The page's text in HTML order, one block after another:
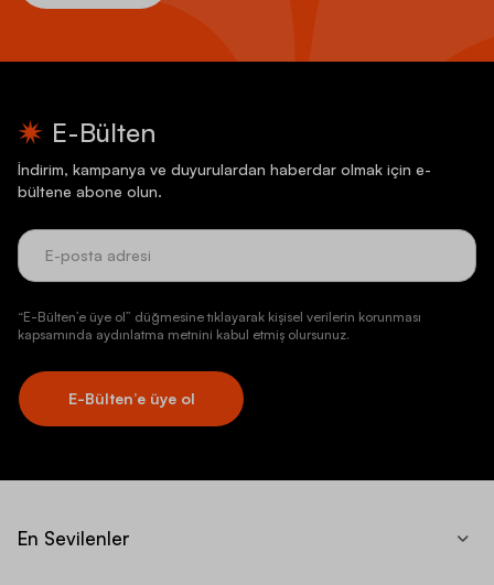
E-Bülten
İndirim, kampanya ve duyurulardan haberdar olmak için e-
bültene abone olun.
“E-Bülten’e üye ol” düğmesine tıklayarak kişisel verilerin korunması
kapsamında aydınlatma metnini kabul etmiş olursunuz.
E-Bülten’e üye ol
En Sevilenler